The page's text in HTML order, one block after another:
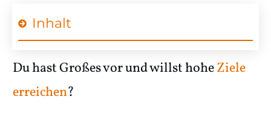
Inhalt
Du hast Großes vor und willst hoheZiele
erreichen?